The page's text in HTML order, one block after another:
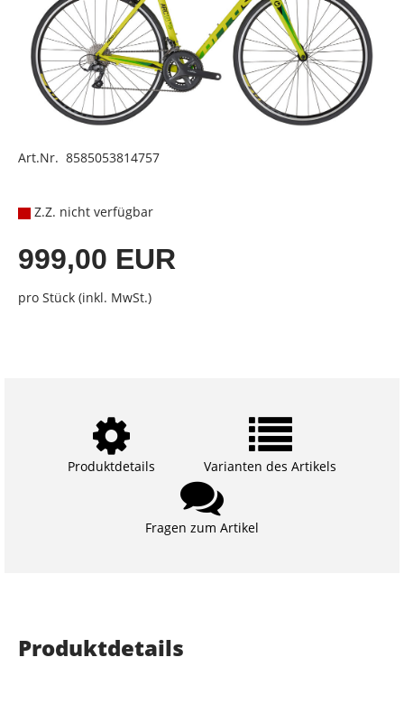
Art.Nr. 8585053814757
Z.Z. nicht verfügbar
999,00 EUR
pro Stück (inkl. MwSt.)
Produktdetails Varianten des Artikels
Fragen zum Artikel
Produktdetails